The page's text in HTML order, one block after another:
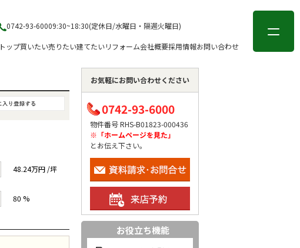
0742-93-60009:30~18:30(定休日/水曜日・隔週火曜日)
トップ買いたい売りたい建てたいリフォーム会社概要採用情報お問い合わせ
会員登録 ログイン
48.24万円 /坪
80 %
お気軽にお問い合わせください
0742-93-6000
物件番号 RHS-B01823-000436
※「ホームページを見た」
とお伝え下さい。
お役立ち機能